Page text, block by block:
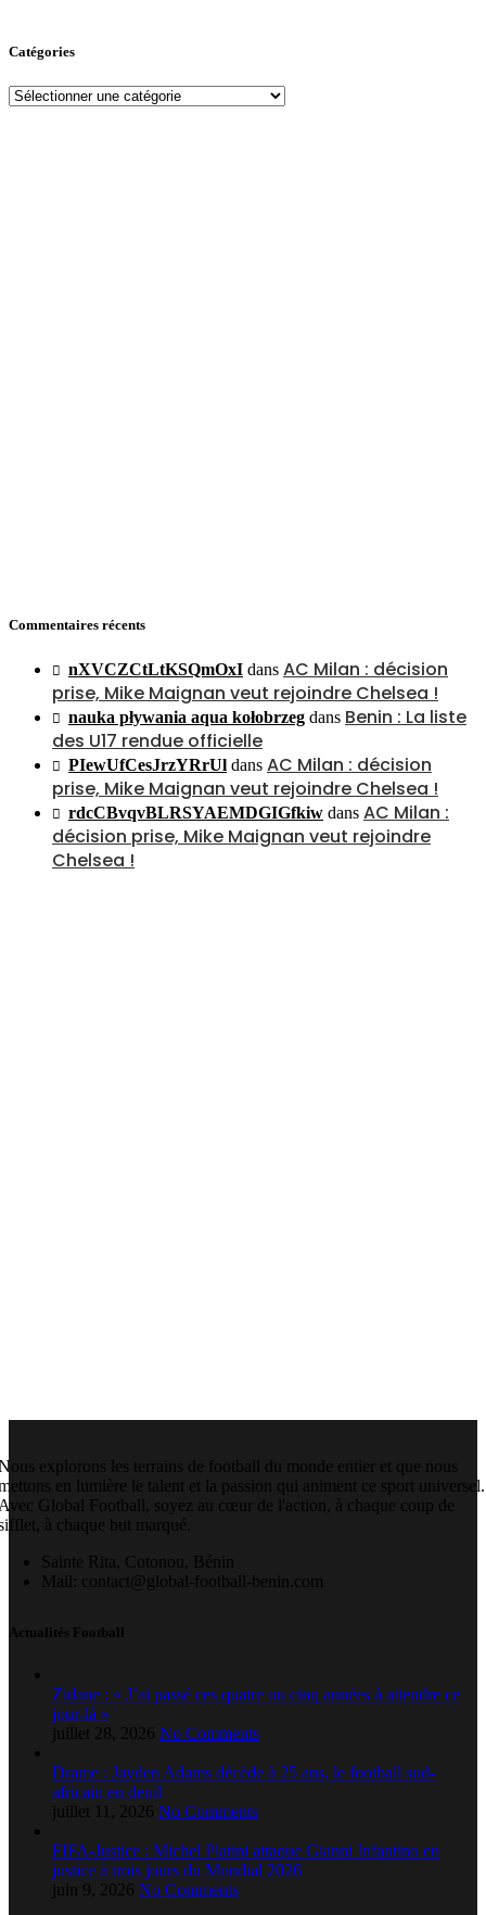
Catégories
Catégories
Commentaires récents
nXVCZCtLtKSQmOxI dans AC Milan : décision
prise, Mike Maignan veut rejoindre Chelsea !
nauka pływania aqua kołobrzeg dans Benin : La liste
des U17 rendue officielle
PIewUfCesJrzYRrUl dans AC Milan : décision
prise, Mike Maignan veut rejoindre Chelsea !
rdcCBvqvBLRSYAEMDGIGfkiw dans AC Milan :
décision prise, Mike Maignan veut rejoindre
Chelsea !
explorons les terrains de football du monde entier et que nous
en lumière le talent et la passion qui animent ce sport universel.
Global Football, soyez au cœur de l'action, à chaque coup de
à chaque but marqué.
Sainte Rita, Cotonou, Bénin
Mail: contact@global-football-benin.com
Actualités Football
Zidane : « J’ai passé ces quatre ou cinq années à attendre ce
jour-là »
juillet 28, 2026 No Comments
Drame : Jayden Adams décède à 25 ans, le football sud-
africain en deuil
juillet 11, 2026 No Comments
FIFA-Justice : Michel Platini attaque Gianni Infantino en
justice à trois jours du Mondial 2026
juin 9, 2026 No Comments